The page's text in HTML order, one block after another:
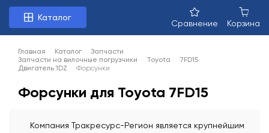
Каталог
Сравнение Корзина
Главная Каталог
Запчасти
Запчасти на вилочные погрузчики
Toyota
7FD15
Двигатель 1DZ
Форсунки
Форсунки для Toyota 7FD15
Компания Тракресурс-Регион является крупнейшим